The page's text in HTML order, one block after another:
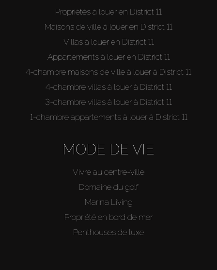
Propriétés à louer en District 11
Maisons de ville à louer en District 11
Villas à louer en District 11
Appartements à louer en District 11
4-chambre maisons de ville à louer à District 11
4-chambre villas à louer à District 11
3-chambre villas à louer à District 11
1-chambre appartements à louer à District 11
MODE DE VIE
Vivre au centre-ville
Domaine du golf
Marina Living
Propriété en bord de mer
Penthouses de luxe